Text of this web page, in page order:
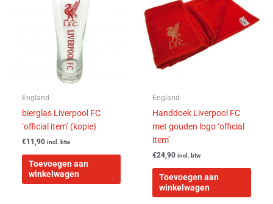
England
bierglas Liverpool FC
‘official item’ (kopie)
€11,90 incl. btw
Toevoegen aan
winkelwagen
England
Handdoek Liverpool FC
met gouden logo ‘official
item’
€24,90 incl. btw
Toevoegen aan
winkelwagen